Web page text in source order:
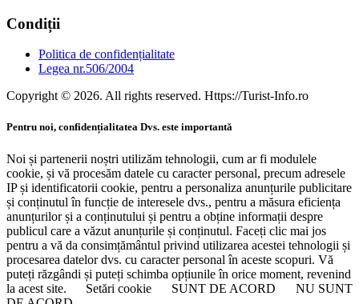
Condiții
Politica de confidențialitate
Legea nr.506/2004
Copyright © 2026. All rights reserved. Https://Turist-Info.ro
Pentru noi, confidențialitatea Dvs. este importantă
Noi și partenerii noștri utilizăm tehnologii, cum ar fi modulele
cookie, și vă procesăm datele cu caracter personal, precum adresele
IP și identificatorii cookie, pentru a personaliza anunțurile publicitare
și conținutul în funcție de interesele dvs., pentru a măsura eficiența
anunțurilor și a conținutului și pentru a obține informații despre
publicul care a văzut anunțurile și conținutul. Faceți clic mai jos
pentru a vă da consimțământul privind utilizarea acestei tehnologii și
procesarea datelor dvs. cu caracter personal în aceste scopuri. Vă
puteți răzgândi și puteți schimba opțiunile în orice moment, revenind
la acest site.
Setări cookie SUNT DE ACORD
NU SUNT